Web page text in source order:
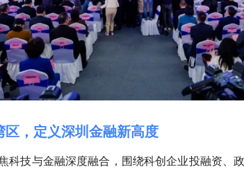
，定义深圳金融新高度
科技与金融深度融合，围绕科创企业投融资、